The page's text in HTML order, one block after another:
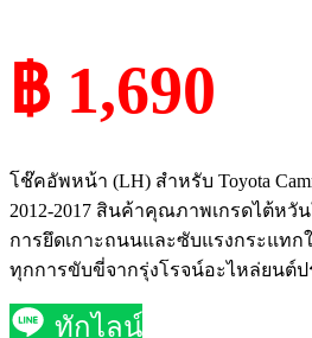
฿ 1,690
โช๊คอัพหน้า (LH) สำหรับ Toyota
2012-2017 สินค้าคุณภาพเกรดไต้ห
การยึดเกาะถนนและซับแรงกระแท
ทุกการขับขี่จากรุ่งโรจน์อะไหล่ยนต์
ทักไลน์